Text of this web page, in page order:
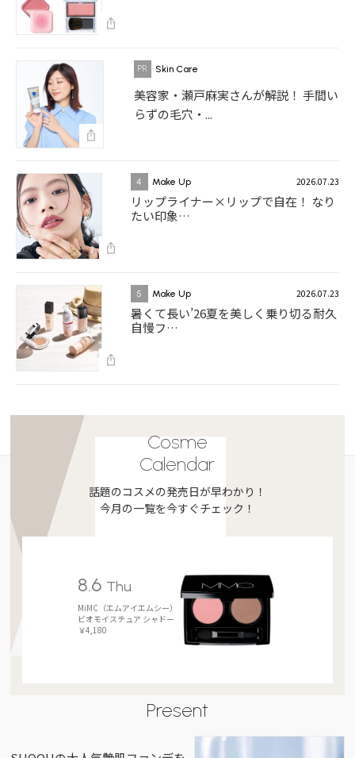
Skin Care
美容家・瀬戸麻実さんが解説！ 手間い
らずの毛穴・...
4 Make Up 2026.07.23
リップライナー×リップで自在！ なり
たい印象…
5 Make Up 2026.07.23
暑くて長い’26夏を美しく乗り切る耐久
自慢フ…
Cosme
Calendar
話題のコスメの発売日が早わかり！
今月の一覧を今すぐチェック！
8.6 Thu
MiMC（エムアイエムシー）
ビオモイスチュア シャドー
￥4,180
Present